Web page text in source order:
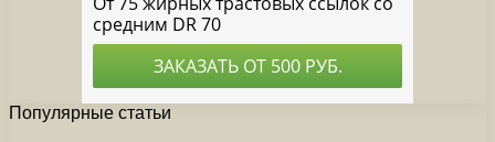
Популярные статьи